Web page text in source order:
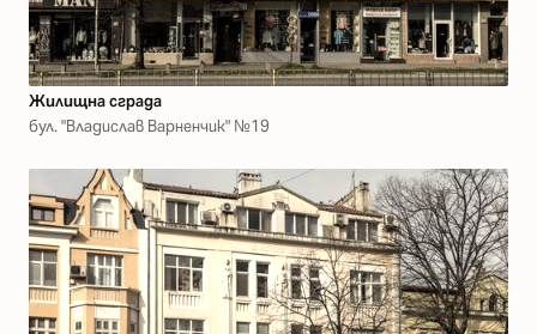
Жилищна сграда
бул. "Владислав Варненчик" №19